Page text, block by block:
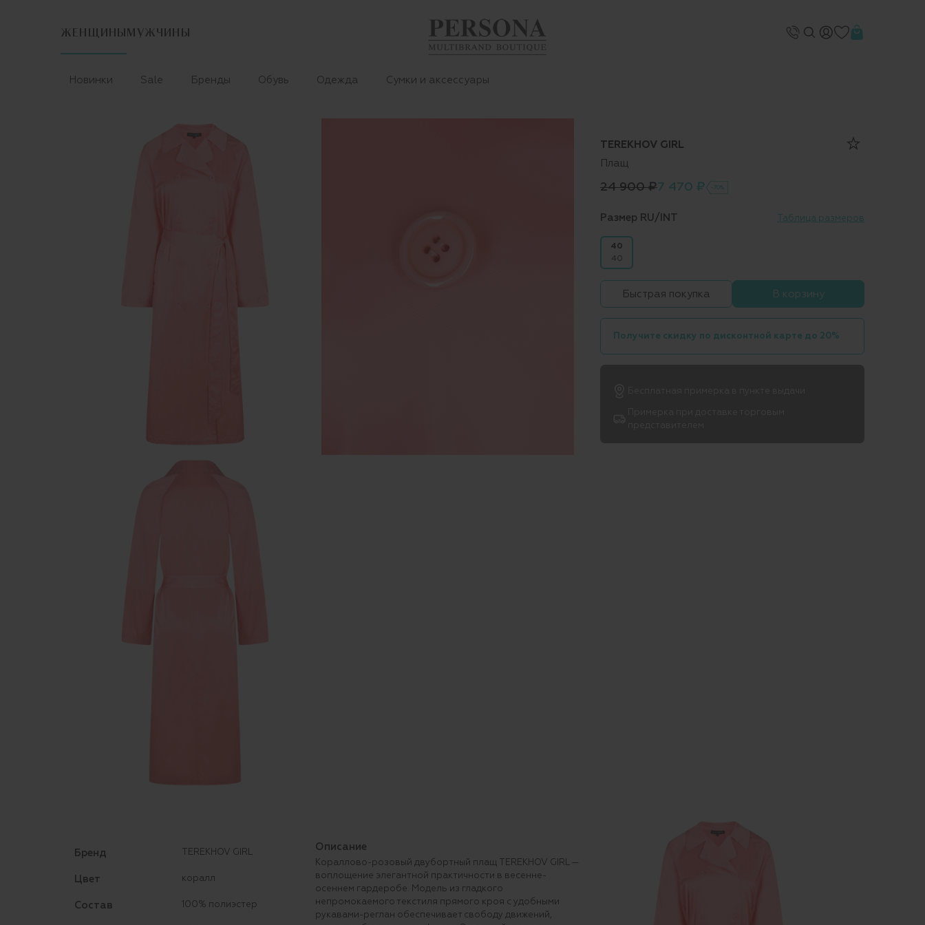
ЖЕНЩИНЫ МУЖЧИНЫ
Новинки Sale Бренды Обувь Одежда Сумки и аксессуары
TEREKHOV GIRL
Плащ
24 900 ₽7 470 ₽ -70%
Размер RU/INT Таблица размеров
40
40
Быстрая покупка В корзину
Получите скидку по дисконтной карте до 20%
Бренд TEREKHOV GIRL
Цвет коралл
Состав 100% полиэстер
Описание
Кораллово-розовый двубортный плащ TEREKHOV GIRL —
воплощение элегантной практичности в весенне-
осеннем гардеробе. Модель из гладкого
непромокаемого текстиля прямого кроя с удобными
рукавами-реглан обеспечивает свободу движений,